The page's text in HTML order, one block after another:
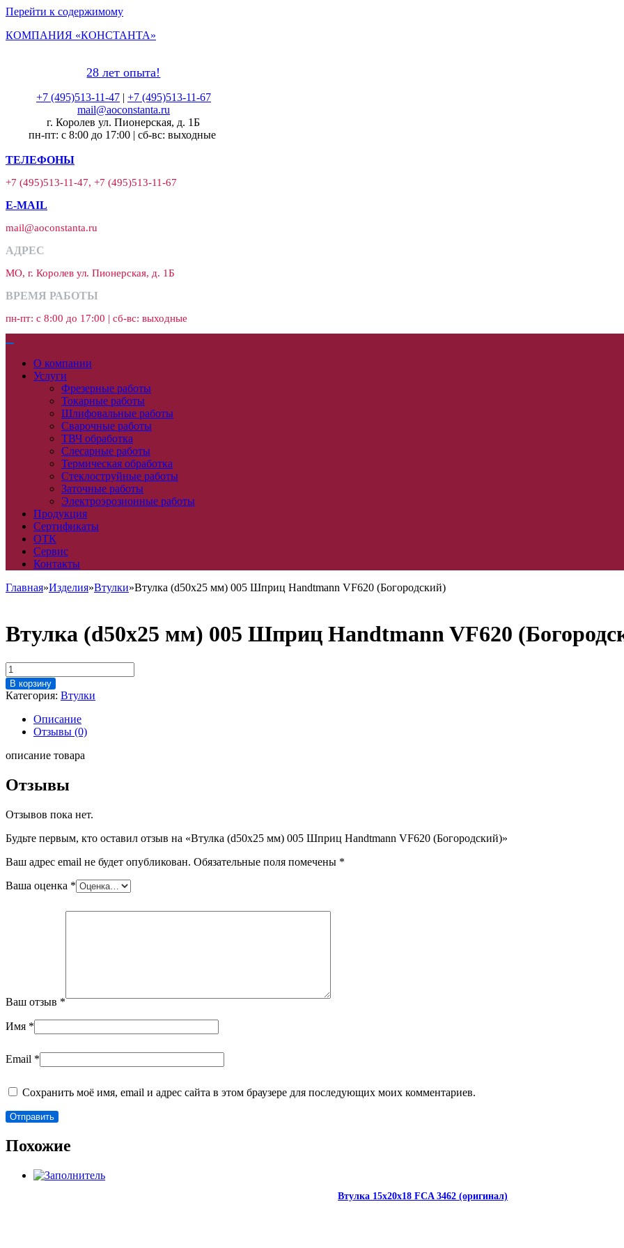
Перейти к содержимому
КОМПАНИЯ «КОНСТАНТА»
28 лет опыта!
+7 (495)513-11-47| +7 (495)513-11-67
mail@aoconstanta.ru
г. Королев ул. Пионерская, д. 1Б
пн-пт: с 8:00 до 17:00 | сб-вс: выходные
ТЕЛЕФОНЫ
+7 (495)513-11-47, +7 (495)513-11-67
E-MAIL
mail@aoconstanta.ru
АДРЕС
МО, г. Королев ул. Пионерская, д. 1Б
ВРЕМЯ РАБОТЫ
пн-пт: с 8:00 до 17:00 | сб-вс: выходные
О компании
Услуги
Фрезерные работы
Токарные работы
Шлифовальные работы
Сварочные работы
ТВЧ обработка
Слесарные работы
Термическая обработка
Стеклоструйные работы
Заточные работы
Электроэрозионные работы
Продукция
Сертификаты
ОТК
Сервис
Контакты
Главная»Изделия»Втулки»Втулка (d50x25 мм) 005 Шприц Handtmann VF620 (Богородский)
Втулка (d50x25 мм) 005 Шприц Handtmann VF620
Количество
товара
Втулка
(d50x25
Handtmann
(Богородский)
В корзину
Категория: Втулки
Описание
Отзывы (0)
описание товара
Отзывы
Отзывов пока нет.
Будьте первым, кто оставил отзыв на «Втулка (d50x25 мм) 005 Шприц Handtmann VF620 (Богородский)»
Ваш адрес email не будет опубликован. Обязательные поля помечены *
Ваша оценка *
Ваш отзыв *
Имя *
Email *
Сохранить моё имя, email и адрес сайта в этом браузере для последующих моих комментариев.
Похожие
Втулка 15х20х18 FCA 3462 (оригинал)